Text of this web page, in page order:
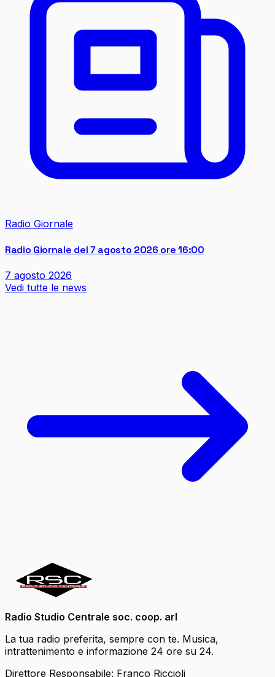
Radio Giornale
Radio Giornale del 7 agosto 2026 ore 16:00
7 agosto 2026
Vedi tutte le news
Radio Studio Centrale soc. coop. arl
La tua radio preferita, sempre con te. Musica,
intrattenimento e informazione 24 ore su 24.
Direttore Responsabile: Franco Riccioli